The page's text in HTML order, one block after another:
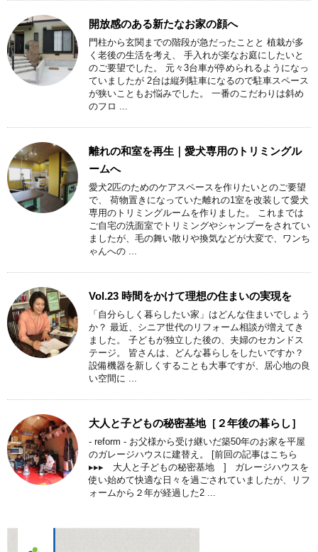
開放感のある新たなお家の顔へ
門柱から玄関までの階段が急だったことと 植栽が多
く老後の生活を考え、 手入れが楽なお庭にしたいと
のご要望でした。 元々3台車が停められるようになっ
ていましたが 2台は縦列駐車になるので駐車スペース
が狭いこともお悩みでした。 一番のこだわりは斜め
のフロ ...
離れの和室を再生｜愛犬専用のトリミングル
ームへ
愛犬2匹のためのケアスペースを作りたいとのご要望
で、 荷物置きになっていた離れの1室を改装して愛犬
専用のトリミングルームを作りました。 これまでは
ご自宅の洗面室でトリミングやシャンプーをされてい
ましたが、毛の舞い散りや換気などが大変で、ワンち
ゃんへの ...
Vol.23 時間をかけて理想の住まいの実現を
「自分らしく暮らしたい家」はどんな住まいでしょう
か？ 最近、シニア世代のリフォーム相談が増えてき
ました。 子どもが独立した後の、夫婦のセカンドス
テージ。 皆さんは、どんな暮らしをしたいですか？
設備機器を新しくすることも大事ですが、居心地の良
い空間に ...
大人と子どもの秘密基地［２年後の暮らし］
- reform - お父様から受け継いだ築50年のお家を平屋
のガレージハウスに建替え。 [前回の記事はこちら
▸▸▸ 大人と子どもの秘密基地 ] ガレージハウスを
使い始めて快適な日々を過ごされていましたが、リフ
ォームから２年が経過した2 ...